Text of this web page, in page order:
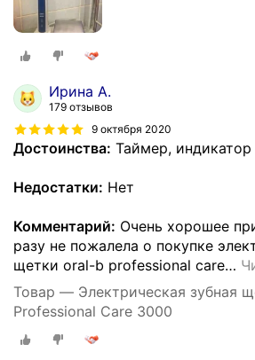
Ирина А.
179 отзывов
9 октября 2020
Достоинства: Таймер,
Недостатки: Нет
Комментарий: Очень хорошее
разу не пожалела о покупке
щетки oral-b professional care…
Товар — Электрическая зубная
Professional Care 3000